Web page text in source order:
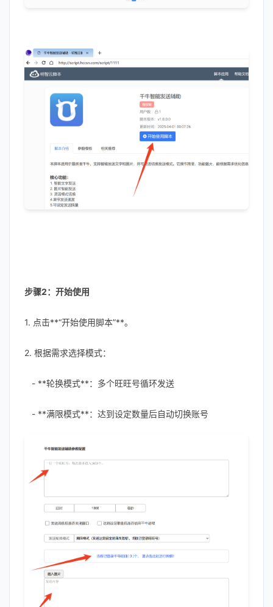
步骤2：开始使用
1. 点击**“开始使用脚本”**。
2. 根据需求选择模式：
- **轮换模式**：多个旺旺号循环发送
- **满限模式**：达到设定数量后自动切换账号